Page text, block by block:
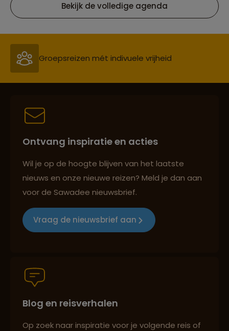
Bekijk de volledige agenda
Reizen met oog voor mens, cultuur en milieu
Groepsreizen mét indivuele vrijheid
Persoonlijk en deskundig reisadvies
Reizen met oog voor mens, cultuur en milieu
Persoonlijk en deskundig reisadvies
Ontvang inspiratie en acties
Wil je op de hoogte blijven van het laatste
nieuws en onze nieuwe reizen? Meld je dan aan
voor de Sawadee nieuwsbrief.
Vraag de nieuwsbrief aan
Blog en reisverhalen
Op zoek naar inspiratie voor je volgende reis of